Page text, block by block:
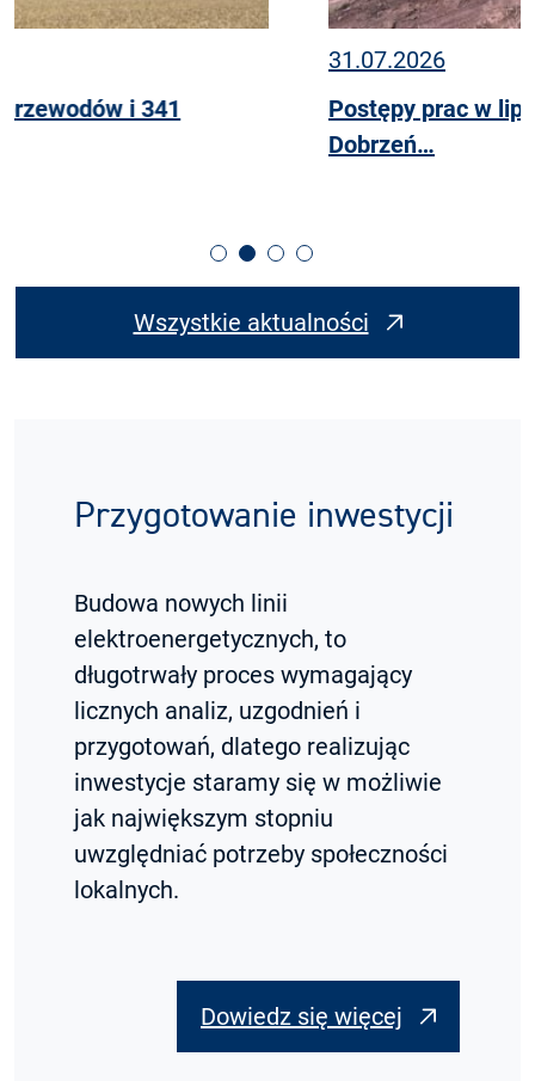
Postępy prac w lipcu na linii 400 kV relacji
Wszystkie aktualności
Przygotowanie inwestycji
Budowa nowych linii
elektroenergetycznych, to
długotrwały proces wymagający
licznych analiz, uzgodnień i
przygotowań, dlatego realizując
inwestycje staramy się w możliwie
jak największym stopniu
uwzględniać potrzeby społeczności
lokalnych.
Dowiedz się więcej